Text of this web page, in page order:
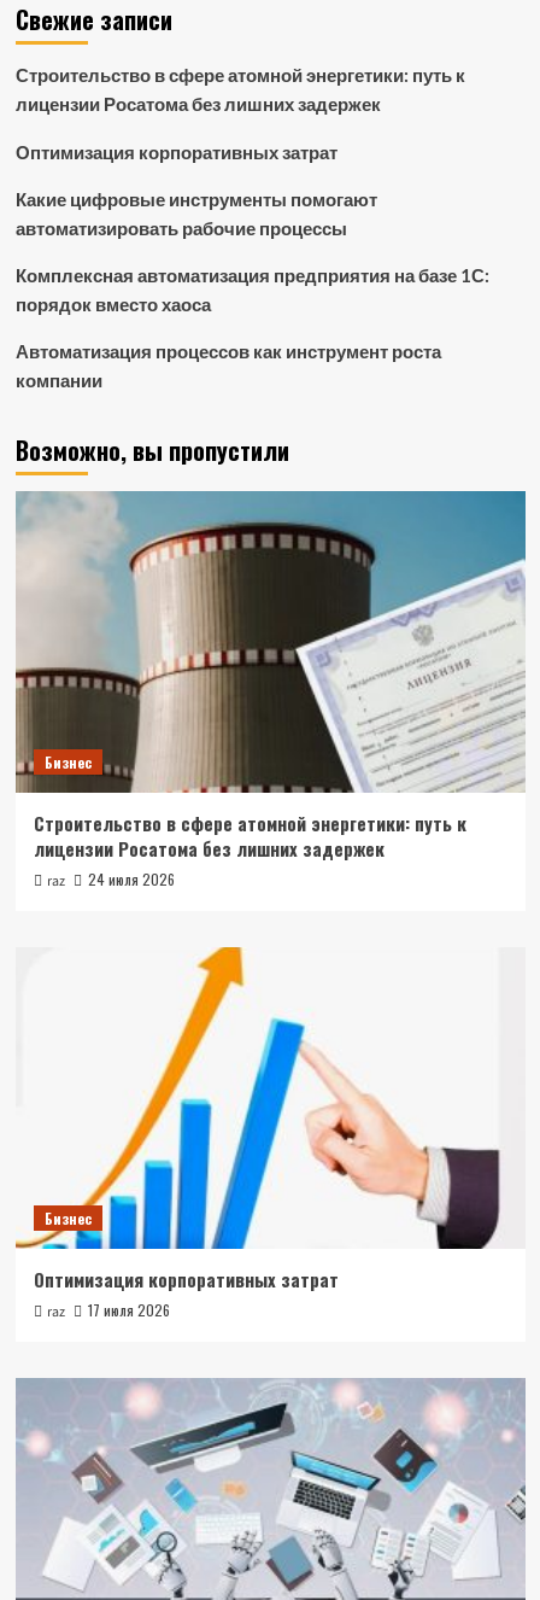
Свежие записи
Строительство в сфере атомной энергетики: путь к
лицензии Росатома без лишних задержек
Оптимизация корпоративных затрат
Какие цифровые инструменты помогают
автоматизировать рабочие процессы
Комплексная автоматизация предприятия на базе 1С:
порядок вместо хаоса
Автоматизация процессов как инструмент роста
компании
Возможно, вы пропустили
Бизнес
Строительство в сфере атомной энергетики: путь к
лицензии Росатома без лишних задержек
raz 24 июля 2026
Бизнес
Оптимизация корпоративных затрат
raz 17 июля 2026